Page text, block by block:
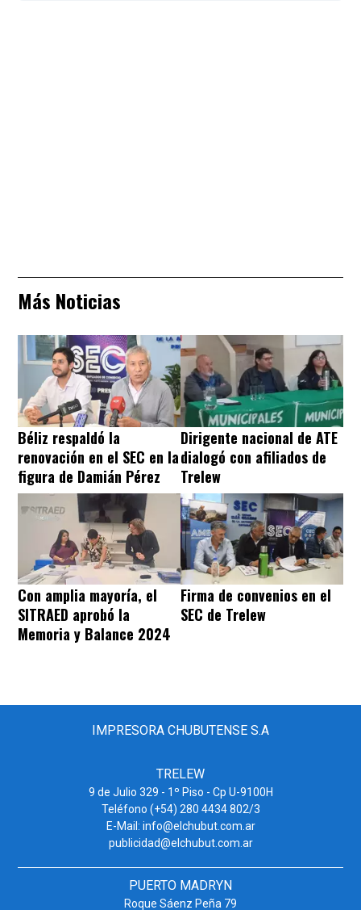
Más Noticias
Béliz respaldó la
renovación en el SEC en la
figura de Damián Pérez
Dirigente nacional de ATE
dialogó con afiliados de
Trelew
Con amplia mayoría, el
SITRAED aprobó la
Memoria y Balance 2024
Firma de convenios en el
SEC de Trelew
IMPRESORA CHUBUTENSE S.A
TRELEW
9 de Julio 329 - 1º Piso - Cp U-9100H
Teléfono (+54) 280 4434 802/3
E-Mail: info@elchubut.com.ar
publicidad@elchubut.com.ar
PUERTO MADRYN
Roque Sáenz Peña 79